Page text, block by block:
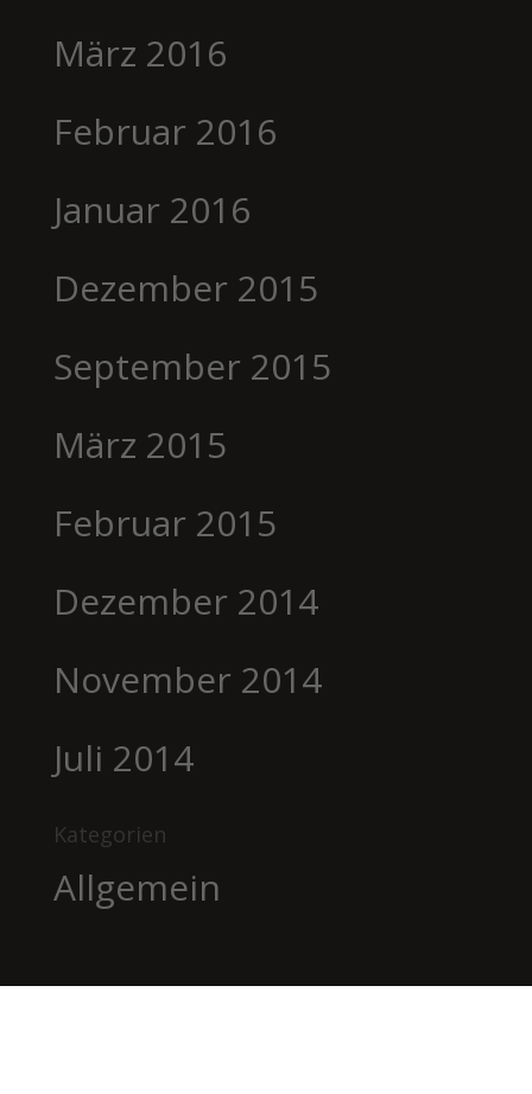
März 2016
Februar 2016
Januar 2016
Dezember 2015
September 2015
März 2015
Februar 2015
Dezember 2014
November 2014
Juli 2014
Kategorien
Allgemein